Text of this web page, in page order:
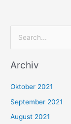
c
n
n
Archiv
Oktober 2021
September 2021
August 2021